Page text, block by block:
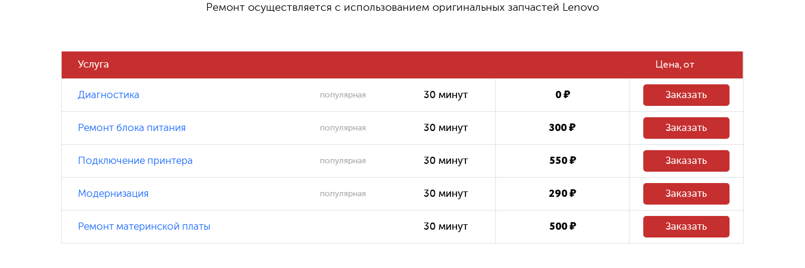
(воздушная
Установка Системы водяного
2
Замена термопасты или
500
Замена/установка кулера 2500 ₽
Восстановление системных файлов
Ремонт осуществляется с использованием оригинальных запчастей Lenovo
Услуга Цена
Диагностика популярная 30 минут 0 ₽ Заказать
Ремонт блока питания популярная 30 минут 300 ₽ Заказать
Подключение принтера популярная 30 минут 550 ₽ Заказать
Модернизация популярная 30 минут 290 ₽ Заказать
Ремонт материнской платы 30 минут 500 ₽ Заказать